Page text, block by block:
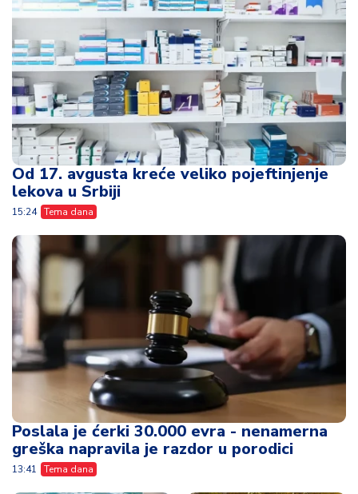
Od 17. avgusta kreće veliko pojeftinjenje
lekova u Srbiji
15:24 Tema dana
Poslala je ćerki 30.000 evra - nenamerna
greška napravila je razdor u porodici
13:41 Tema dana